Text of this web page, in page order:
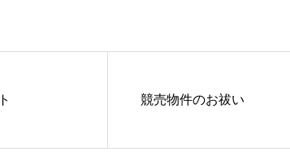
ト 競売物件のお祓い